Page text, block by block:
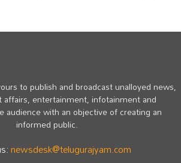
to publish and broadcast unalloyed news,
entertainment, infotainment and
audience with an objective of creating an
informed public.
newsdesk@telugurajyam.com